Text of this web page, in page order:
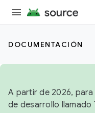
DOCUMENTACIÓN
A partir de 2026,
de desarrollo llamado